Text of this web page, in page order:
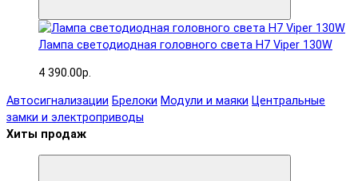
Лампа светодиодная головного света H7 Viper 130W
4 390.00р.
Автосигнализации Брелоки Модули и маяки Центральные
замки и электроприводы
Хиты продаж